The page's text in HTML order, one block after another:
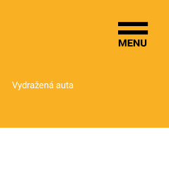
Vydražená auta